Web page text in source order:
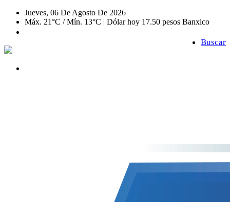
Jueves, 06 De Agosto De 2026
Máx. 21°C / Mín. 13°C | Dólar hoy 17.50 pesos Banxico
Buscar